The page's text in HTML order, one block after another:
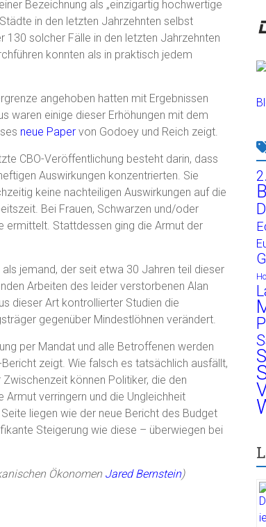
Bezeichnung als „einzigartig hochwertige
in den letzten Jahrzehnten selbst
130 solcher Fälle in den letzten Jahrzehnten
konnten als in praktisch jedem
angehoben hatten mit Ergebnissen
waren einige dieser Erhöhungen mit dem
neue Paper von Godoey und Reich zeigt.
CBO-Veröffentlichung besteht darin, dass
Auswirkungen konzentrierten. Sie
keine nachteiligen Auswirkungen auf die
Bei Frauen, Schwarzen und/oder
ermittelt. Stattdessen ging die Armut der
jemand, der seit etwa 30 Jahren teil dieser
Arbeiten des leider verstorbenen Alan
dieser Art kontrollierter Studien die
gegenüber Mindestlöhnen verändert.
per Mandat und alle Betroffenen werden
zeigt. Wie falsch es tatsächlich ausfällt,
können Politiker, die den
verringern und die Ungleichheit
liegen wie der neue Bericht des Budget
Steigerung wie diese – überwiegen bei
Ökonomen Jared Bernstein)